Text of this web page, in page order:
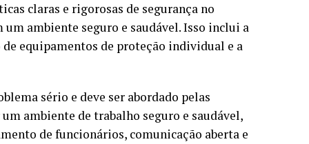
claras e rigorosas de segurança no
ambiente seguro e saudável. Isso inclui a
equipamentos de proteção individual e a
sério e deve ser abordado pelas
ambiente de trabalho seguro e saudável,
de funcionários, comunicação aberta e